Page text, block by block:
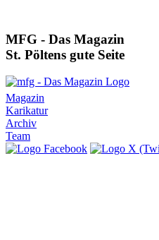
MFG - Das Magazin
St. Pöltens gute Seite
Magazin
Karikatur
Archiv
Team